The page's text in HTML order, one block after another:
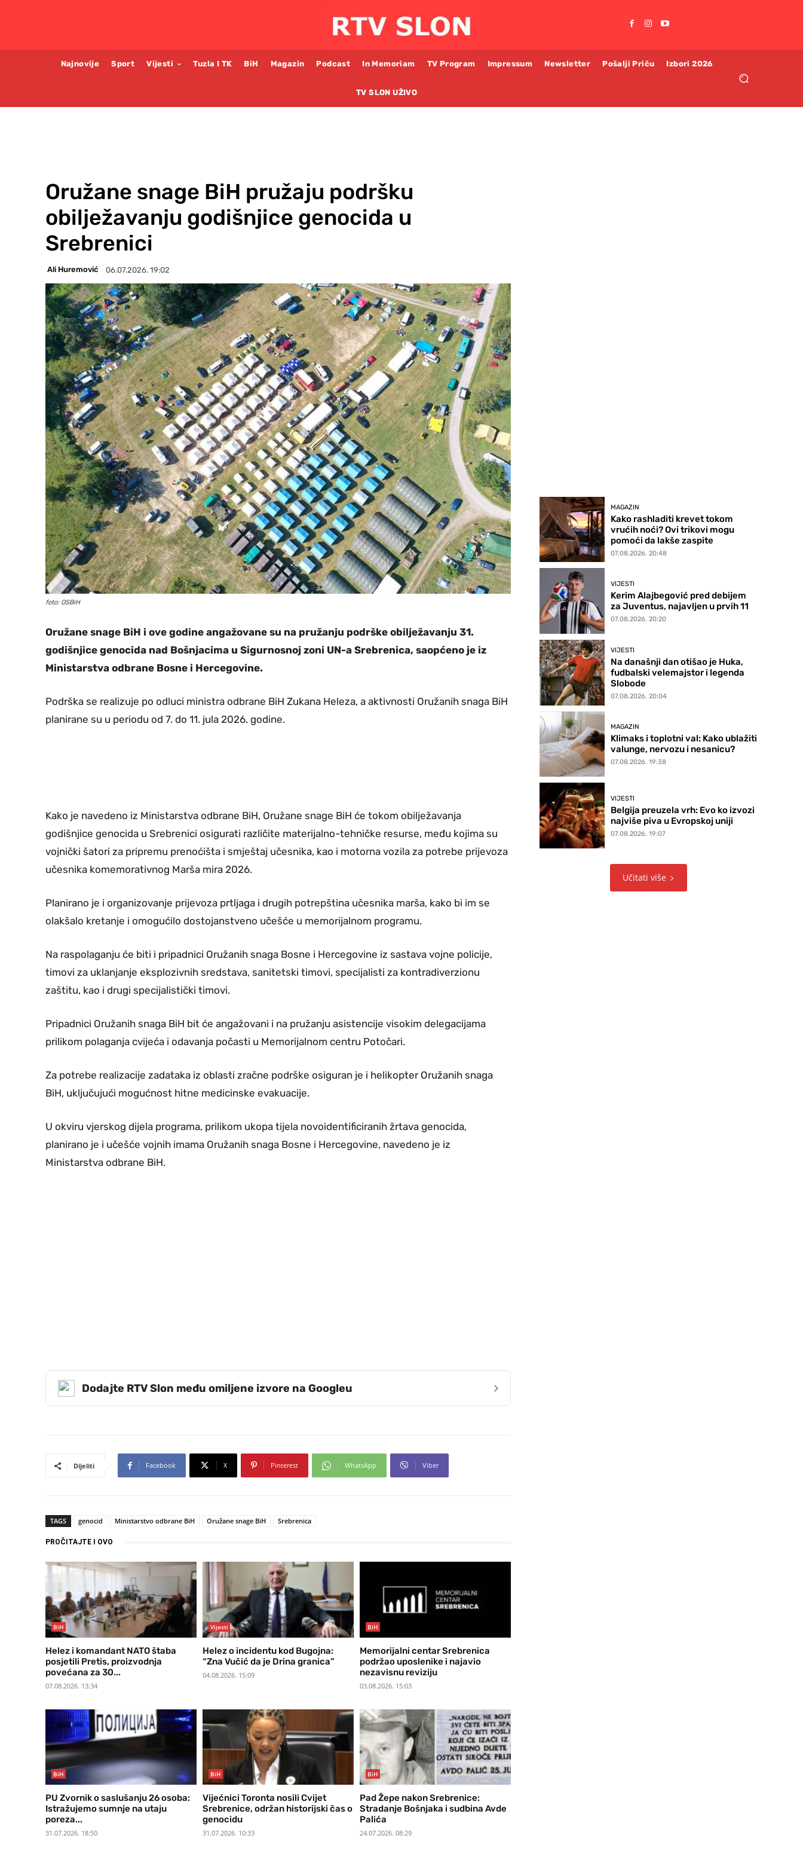
Najnovije Sport Vijesti Tuzla I TK BiH Magazin Podcast In Memoriam TV Program Impressum Newsletter Pošalji Priču Izbori 2026
TV SLON UŽIVO
Oružane snage BiH pružaju podršku
obilježavanju godišnjice genocida u
Srebrenici
Ali Huremović 06.07.2026. 19:02
foto: OSBiH
Oružane snage BiH i ove godine angažovane su na pružanju podrške obilježavanju 31.
godišnjice genocida nad Bošnjacima u Sigurnosnoj zoni UN-a Srebrenica, saopćeno je iz
Ministarstva odbrane Bosne i Hercegovine.
Podrška se realizuje po odluci ministra odbrane BiH Zukana Heleza, a aktivnosti Oružanih snaga BiH
planirane su u periodu od 7. do 11. jula 2026. godine.
Kako je navedeno iz Ministarstva odbrane BiH, Oružane snage BiH će tokom obilježavanja
godišnjice genocida u Srebrenici osigurati različite materijalno-tehničke resurse, među kojima su
vojnički šatori za pripremu prenoćišta i smještaj učesnika, kao i motorna vozila za potrebe prijevoza
učesnika komemorativnog Marša mira 2026.
Planirano je i organizovanje prijevoza prtljaga i drugih potrepština učesnika marša, kako bi im se
olakšalo kretanje i omogućilo dostojanstveno učešće u memorijalnom programu.
Na raspolaganju će biti i pripadnici Oružanih snaga Bosne i Hercegovine iz sastava vojne policije,
timovi za uklanjanje eksplozivnih sredstava, sanitetski timovi, specijalisti za kontradiverzionu
zaštitu, kao i drugi specijalistički timovi.
Pripadnici Oružanih snaga BiH bit će angažovani i na pružanju asistencije visokim delegacijama
prilikom polaganja cvijeća i odavanja počasti u Memorijalnom centru Potočari.
Za potrebe realizacije zadataka iz oblasti zračne podrške osiguran je i helikopter Oružanih snaga
BiH, uključujući mogućnost hitne medicinske evakuacije.
U okviru vjerskog dijela programa, prilikom ukopa tijela novoidentificiranih žrtava genocida,
planirano je i učešće vojnih imama Oružanih snaga Bosne i Hercegovine, navedeno je iz
Ministarstva odbrane BiH.
Dodajte RTV Slon među omiljene izvore na Googleu ›
Dijeliti Facebook X Pinterest WhatsApp Viber
TAGS genocid Ministarstvo odbrane BiH Oružane snage BiH Srebrenica
PROČITAJTE I OVO
BiH
Helez i komandant NATO štaba
posjetili Pretis, proizvodnja
povećana za 30...
07.08.2026. 13:34
Vijesti
Helez o incidentu kod Bugojna:
“Zna Vučić da je Drina granica”
04.08.2026. 15:09
BiH
Memorijalni centar Srebrenica
podržao uposlenike i najavio
nezavisnu reviziju
03.08.2026. 15:03
BiH
PU Zvornik o saslušanju 26 osoba:
Istražujemo sumnje na utaju
poreza...
31.07.2026. 18:50
BiH
Vijećnici Toronta nosili Cvijet
Srebrenice, održan historijski čas o
genocidu
31.07.2026. 10:33
BiH
Pad Žepe nakon Srebrenice:
Stradanje Bošnjaka i sudbina Avde
Palića
24.07.2026. 08:29
MAGAZIN
Kako rashladiti krevet tokom
vrućih noći? Ovi trikovi mogu
pomoći da lakše zaspite
07.08.2026. 20:48
VIJESTI
Kerim Alajbegović pred debijem
za Juventus, najavljen u prvih 11
07.08.2026. 20:20
VIJESTI
Na današnji dan otišao je Huka,
fudbalski velemajstor i legenda
Slobode
07.08.2026. 20:04
MAGAZIN
Klimaks i toplotni val: Kako ublažiti
valunge, nervozu i nesanicu?
07.08.2026. 19:38
VIJESTI
Belgija preuzela vrh: Evo ko izvozi
najviše piva u Evropskoj uniji
07.08.2026. 19:07
Učitati više